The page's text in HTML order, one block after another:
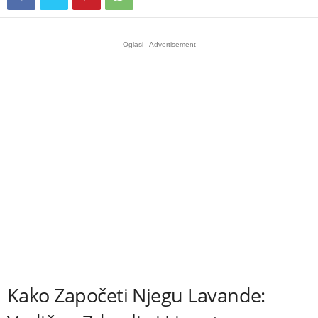
Oglasi - Advertisement
Kako Započeti Njegu Lavande: